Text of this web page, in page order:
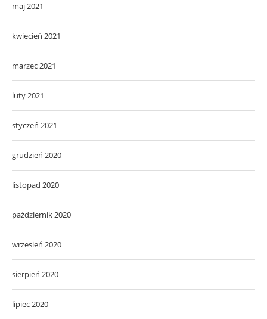
maj 2021
kwiecień 2021
marzec 2021
luty 2021
styczeń 2021
grudzień 2020
listopad 2020
październik 2020
wrzesień 2020
sierpień 2020
lipiec 2020